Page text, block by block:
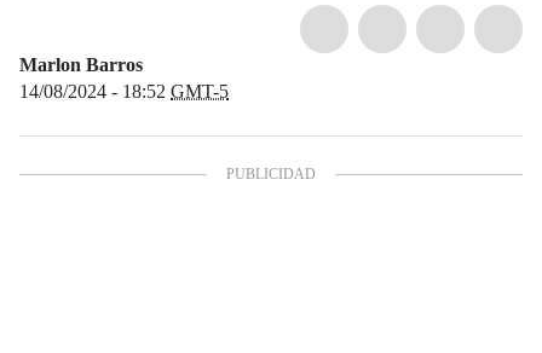
Marlon Barros
14/08/2024 - 18:52 GMT-5